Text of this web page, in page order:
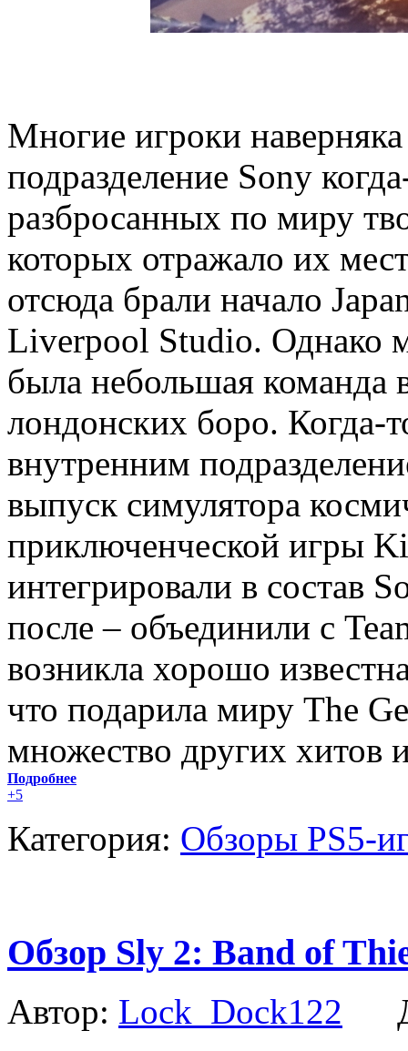
Многие игроки
подразделение Sony
разбросанных по миру
которых отражало их
отсюда брали начало
Liverpool Studio. Однако
была небольшая команда
лондонских боро. Когда-
внутренним
выпуск симулятора
приключенческой игры
интегрировали в состав
после – объединили с
возникла хорошо
что подарила миру The
множество других хитов
Подробнее
+5
Категория: Обзоры PS5-
Обзор Sly 2: Band of
Автор: Lock_Dock122